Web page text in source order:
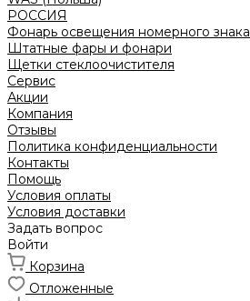
РОССИЯ
Фонарь освещения номерного знака
Штатные фары и фонари
Щетки стеклоочистителя
Сервис
Акции
Компания
Отзывы
Политика конфиденциальности
Контакты
Помощь
Условия оплаты
Условия доставки
Задать вопрос
Войти
Корзина
Отложенные